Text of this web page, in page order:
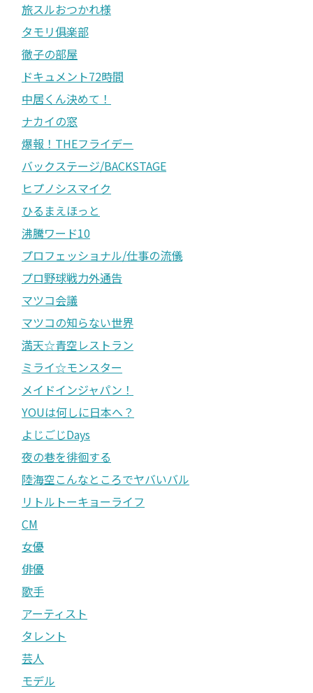
旅スルおつかれ様
タモリ俱楽部
徹子の部屋
ドキュメント72時間
中居くん決めて！
ナカイの窓
爆報！THEフライデー
バックステージ/BACKSTAGE
ヒプノシスマイク
ひるまえほっと
沸騰ワード10
プロフェッショナル/仕事の流儀
プロ野球戦力外通告
マツコ会議
マツコの知らない世界
満天☆青空レストラン
ミライ☆モンスター
メイドインジャパン！
YOUは何しに日本へ？
よじごじDays
夜の巷を徘徊する
陸海空こんなところでヤバいバル
リトルトーキョーライフ
CM
女優
俳優
歌手
アーティスト
タレント
芸人
モデル